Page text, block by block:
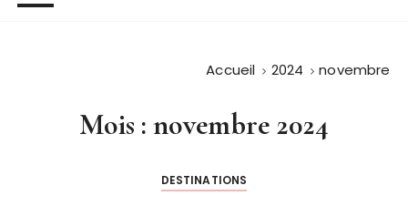
Accueil 2024 novembre
Mois : novembre 2024
DESTINATIONS